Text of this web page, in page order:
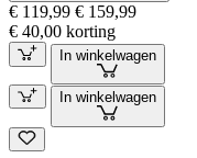
€ 119,99 € 159,99
€ 40,00 korting
In winkelwagen
In winkelwagen